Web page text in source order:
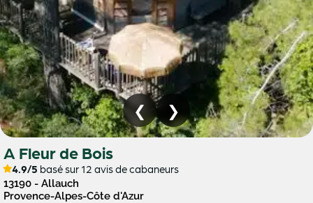
A Fleur de Bois
4.9/5 basé sur 12 avis de cabaneurs
13190 - Allauch
Provence-Alpes-Côte d'Azur